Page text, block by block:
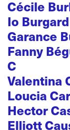
Cécile
Io Burgard
Garance
Fanny
C
Valentina
Loucia
Hector
Elliott